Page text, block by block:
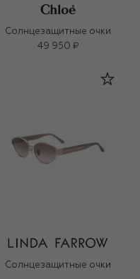
Солнцезащитные очки
49 950 ₽
Солнцезащитные очки